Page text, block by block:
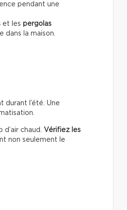
pendant une
et les pergolas
dans la maison.
durant l’été. Une
chaud. Vérifiez les
non seulement le